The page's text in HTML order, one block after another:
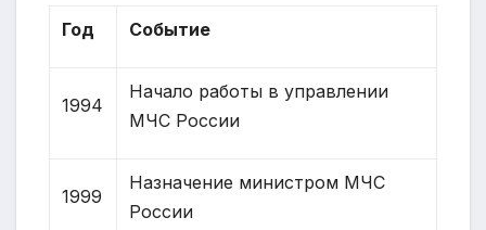
Год Событие
1994
Начало работы в управлении
МЧС России
1999
Назначение министром МЧС
России